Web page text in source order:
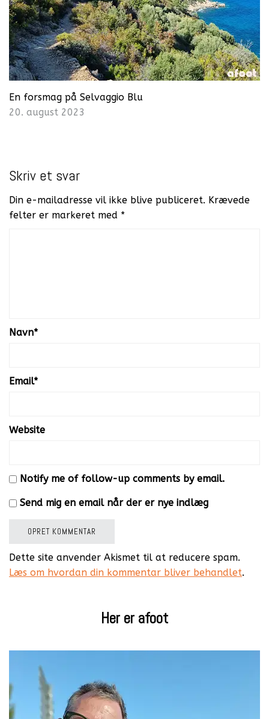
En forsmag på Selvaggio Blu
20. august 2023
Skriv et svar
Din e-mailadresse vil ikke blive publiceret. Krævede
felter er markeret med *
Navn*
Email*
Website
Notify me of follow-up comments by email.
Send mig en email når der er nye indlæg
Dette site anvender Akismet til at reducere spam.
Læs om hvordan din kommentar bliver behandlet.
Her er afoot